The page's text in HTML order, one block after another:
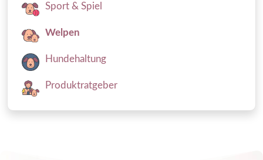
Sport & Spiel
Welpen
Hundehaltung
Produktratgeber